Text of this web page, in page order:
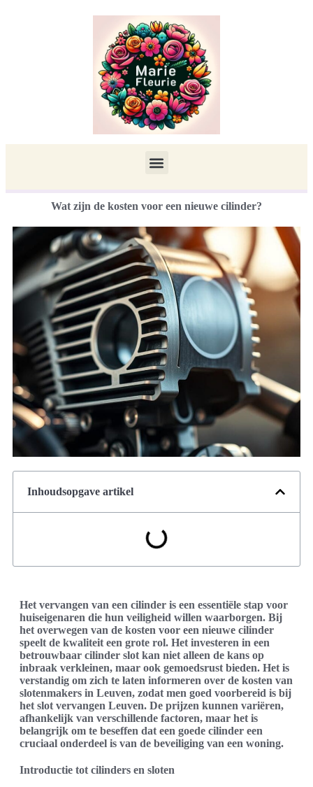
Wat zijn de kosten voor een nieuwe cilinder?
Inhoudsopgave artikel
Het vervangen van een cilinder is een essentiële stap voor
huiseigenaren die hun veiligheid willen waarborgen. Bij
het overwegen van de kosten voor een nieuwe cilinder
speelt de kwaliteit een grote rol. Het investeren in een
betrouwbaar cilinder slot kan niet alleen de kans op
inbraak verkleinen, maar ook gemoedsrust bieden. Het is
verstandig om zich te laten informeren over de kosten van
slotenmakers in Leuven, zodat men goed voorbereid is bij
het slot vervangen Leuven. De prijzen kunnen variëren,
afhankelijk van verschillende factoren, maar het is
belangrijk om te beseffen dat een goede cilinder een
cruciaal onderdeel is van de beveiliging van een woning.
Introductie tot cilinders en sloten